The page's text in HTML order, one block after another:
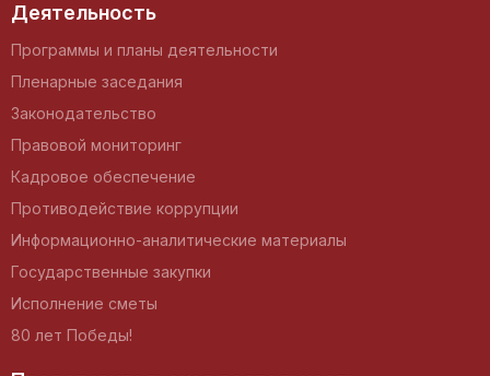
Деятельность
Программы и планы деятельности
Пленарные заседания
Законодательство
Правовой мониторинг
Кадровое обеспечение
Противодействие коррупции
Информационно-аналитические материалы
Государственные закупки
Исполнение сметы
80 лет Победы!